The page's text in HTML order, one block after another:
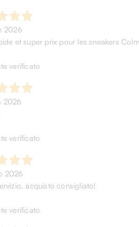
2026
et super prix pour les sneakers
verificato
2026
verificato
2026
acquisto consigliato!
verificato